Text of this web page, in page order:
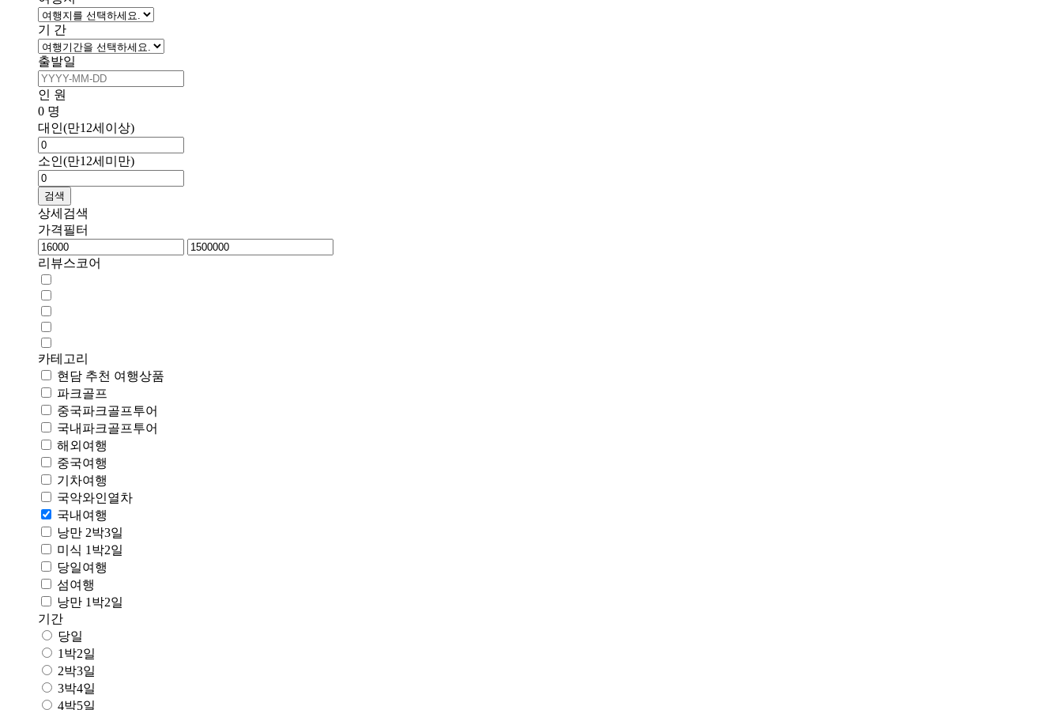
기 간
출발일
인 원
0 명
대인(만12세이상)
소인(만12세미만)
검색
상세검색
가격필터
리뷰스코어
카테고리
현담 추천 여행상품
파크골프
중국파크골프투어
국내파크골프투어
해외여행
중국여행
기차여행
국악와인열차
국내여행
낭만 2박3일
미식 1박2일
당일여행
섬여행
낭만 1박2일
기간
당일
1박2일
2박3일
3박4일
4박5일